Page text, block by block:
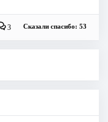
3 Сказали спасибо: 53